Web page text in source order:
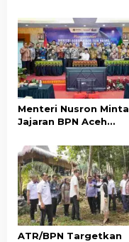
Kebangsaan
Menteri Nusron Minta
Jajaran BPN Aceh
Layanan Pertanahan
Berbasis Kepuasan
Masyarakat
ATR/BPN Targetkan